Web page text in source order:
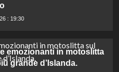
: 19:30
emozionanti in motoslitta
grande d’Islanda.